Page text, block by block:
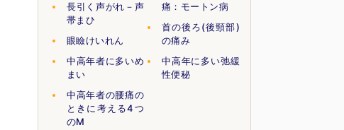
長引く声がれ－声
帯まひ
眼瞼けいれん
中高年者に多いめ
まい
中高年者の腰痛の
ときに考える4つ
のM
痛：モートン病
首の後ろ(後頸部)
の痛み
中高年に多い弛緩
性便秘